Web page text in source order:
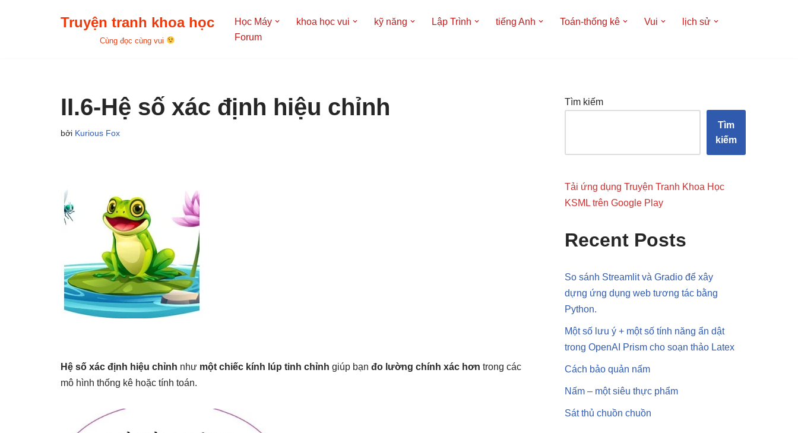
Truyện tranh khoa học
Cùng đọc cùng vui
Học Máy khoa học vui kỹ năng Lập Trình tiếng Anh Toán-thống kê Vui
lịch sử
Forum
II.6-Hệ số xác định hiệu chỉnh
bởi Kurious Fox
Hệ số xác định hiệu chỉnh như một chiếc kính lúp tinh chỉnh giúp bạn đo lường chính xác hơn trong các
mô hình thống kê hoặc tính toán.
Tìm kiếm
Tìm
kiếm
Tải ứng dụng Truyện Tranh Khoa Học
KSML trên Google Play
Recent Posts
So sánh Streamlit và Gradio để xây
dựng ứng dụng web tương tác bằng
Python.
Một số lưu ý + một số tính năng ẩn dật
trong OpenAI Prism cho soạn thảo Latex
Cách bảo quản nấm
Nấm – một siêu thực phẩm
Sát thủ chuồn chuồn